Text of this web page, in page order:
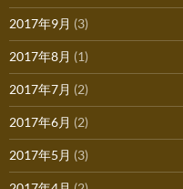
2017年9月 (3)
2017年8月 (1)
2017年7月 (2)
2017年6月 (2)
2017年5月 (3)